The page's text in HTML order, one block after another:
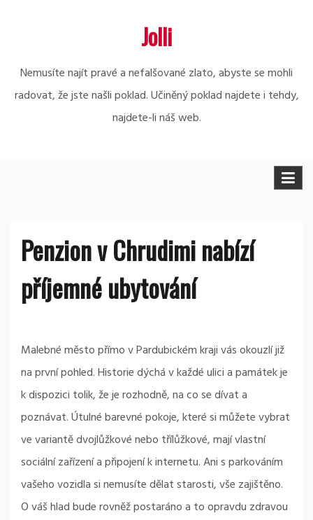
Jolli
Nemusíte najít pravé a nefalšované zlato, abyste se mohli
radovat, že jste našli poklad. Učiněný poklad najdete i tehdy,
najdete-li náš web.
Penzion v Chrudimi nabízí
příjemné ubytování
Malebné město přímo v Pardubickém kraji vás okouzlí již
na první pohled. Historie dýchá v každé ulici a památek je
k dispozici tolik, že je rozhodně, na co se dívat a
poznávat. Útulné barevné pokoje, které si můžete vybrat
ve variantě dvojlůžkové nebo třílůžkové, mají vlastní
sociální zařízení a připojení k internetu. Ani s parkováním
vašeho vozidla si nemusíte dělat starosti, vše zajištěno.
O váš hlad bude rovněž postaráno a to opravdu zdravou